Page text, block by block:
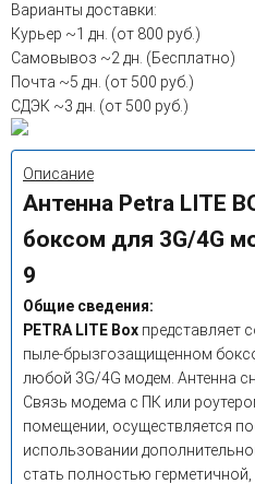
Варианты доставки:
Курьер ~1 дн. (от 800 руб.)
Самовывоз ~2 дн. (Бесплатно)
Почта ~5 дн. (от 500 руб.)
СДЭК ~3 дн. (от 500 руб.)
Описание
Антенна Petra LITE
боксом для 3G/4G
9
Общие сведения:
PETRA LITE Box представляет
пыле-брызгозащищенном
любой 3G/4G модем. Антенна
Связь модема с ПК или
помещении, осуществляется
использовании
стать полностью